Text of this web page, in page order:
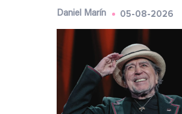
Daniel Marín 05-08-2026